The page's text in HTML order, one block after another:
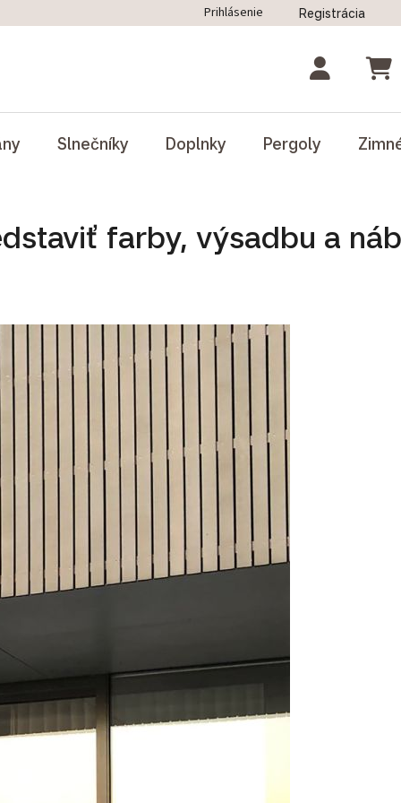
Odstúpenie od zmluvy
Prihlásenie Registrácia
Slnečníky Doplnky Pergoly
farby, výsadbu a